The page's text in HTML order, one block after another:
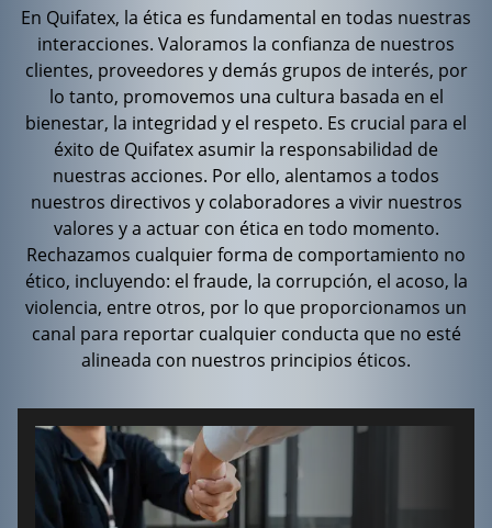
En Quifatex, la ética es fundamental en todas nuestras
interacciones. Valoramos la confianza de nuestros
clientes, proveedores y demás grupos de interés, por
lo tanto, promovemos una cultura basada en el
bienestar, la integridad y el respeto. Es crucial para el
éxito de Quifatex asumir la responsabilidad de
nuestras acciones. Por ello, alentamos a todos
nuestros directivos y colaboradores a vivir nuestros
valores y a actuar con ética en todo momento.
Rechazamos cualquier forma de comportamiento no
ético, incluyendo: el fraude, la corrupción, el acoso, la
violencia, entre otros, por lo que proporcionamos un
canal para reportar cualquier conducta que no esté
alineada con nuestros principios éticos.